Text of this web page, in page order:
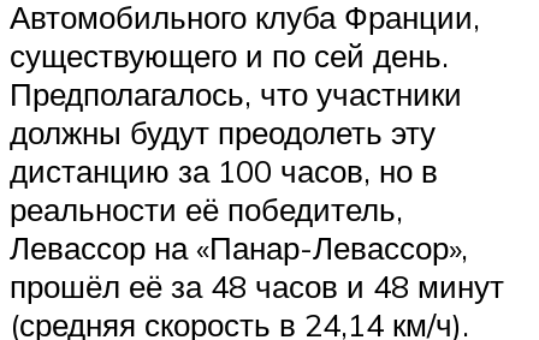
Автомобильного клуба Франции,
существующего и по сей день.
Предполагалось, что участники
должны будут преодолеть эту
дистанцию за 100 часов, но в
реальности её победитель,
Левассор на «Панар-Левассор»,
прошёл её за 48 часов и 48 минут
(средняя скорость в 24,14 км/ч).